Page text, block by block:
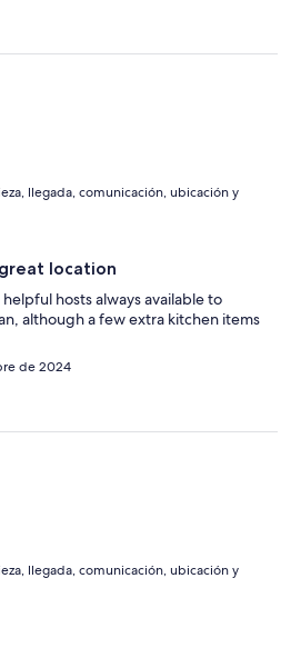
llegada, comunicación, ubicación y
location
hosts always available to
although a few extra kitchen items
de 2024
llegada, comunicación, ubicación y